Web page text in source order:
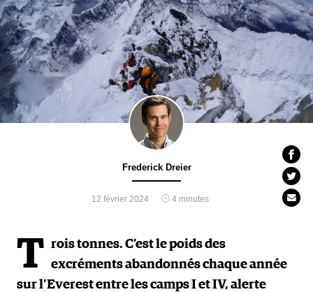
Frederick Dreier
12 février 2024 4 minutes
T rois tonnes. C’est le poids des
excréments abandonnés chaque année
sur l’Everest entre les camps I et IV, alerte